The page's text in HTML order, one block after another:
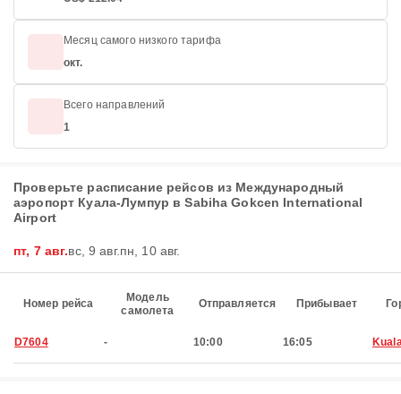
Месяц самого низкого тарифа
окт.
Всего направлений
1
Проверьте расписание рейсов из Международный
аэропорт Куала-Лумпур в Sabiha Gokcen International
Airport
пт, 7 авг.вс, 9 авг.пн, 10 авг.
Номер рейса
Модель
самолета
Отправляется Прибывает
D7604 - 10:00 16:05